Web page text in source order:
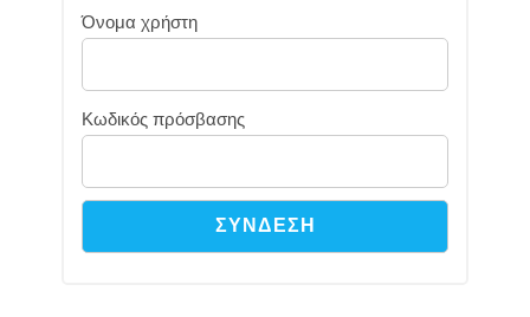
Όνομα χρήστη
Κωδικός πρόσβασης